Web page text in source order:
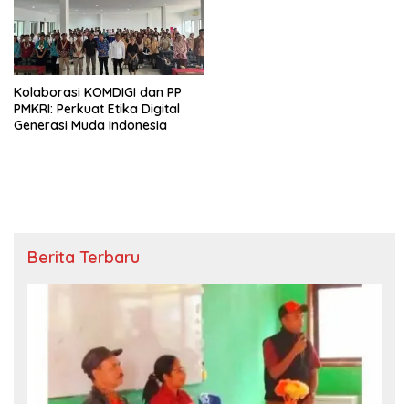
Kolaborasi KOMDIGI dan PP
PMKRI: Perkuat Etika Digital
Generasi Muda Indonesia
Berita Terbaru